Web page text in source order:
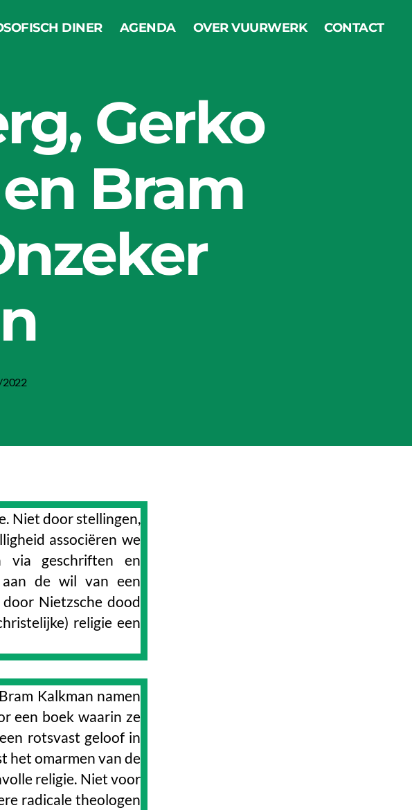
DINER AGENDA OVER VUURWERK
CONTACT
Gerko
Bram
Niet door stellingen,
associëren we
via geschriften en
de wil van een
Nietzsche dood
religie een
Kalkman namen
een boek waarin ze
rotsvast geloof in
het omarmen van de
religie. Niet voor
radicale theologen